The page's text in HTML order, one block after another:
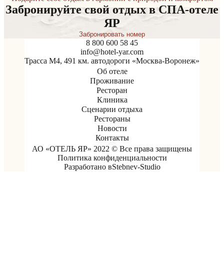
Забронируйте свой отдых в СПА-отеле
ЯР
Забронировать номер
Об отеле
Проживание
Ресторан
Клиника
8 800 600 58 45
info@hotel-yar.com
Трасса М4, 491 км. автодороги «Москва-Воронеж»
Сценарии отдыха
Рестораны
Новости
Контакты
АО «ОТЕЛЬ ЯР» 2022 © Все права защищены
Политика конфиденциальности
Разработано вStebnev-Studio